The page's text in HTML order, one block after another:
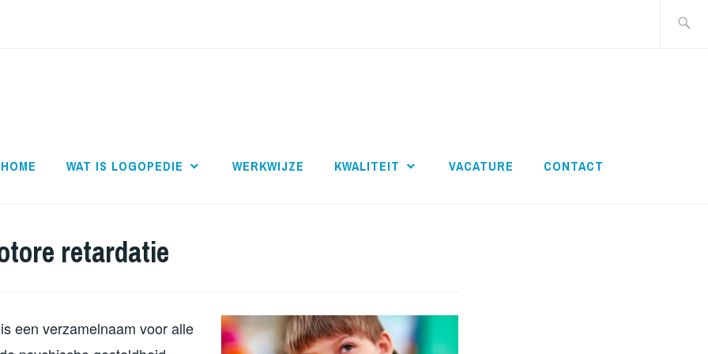
HOME WAT IS LOGOPEDIE WERKWIJZE KWALITEIT VACATURE CONTACT
retardatie
een verzamelnaam voor alle